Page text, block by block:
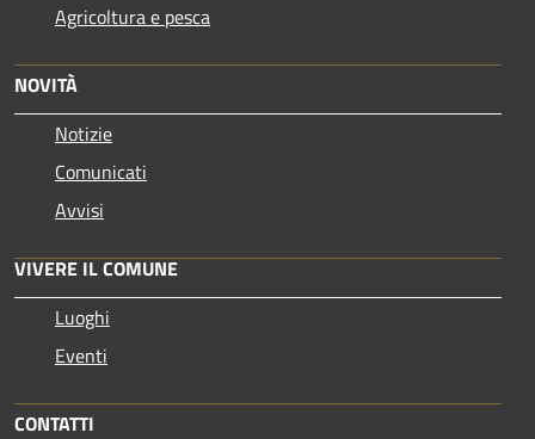
Agricoltura e pesca
NOVITÀ
Notizie
Comunicati
Avvisi
VIVERE IL COMUNE
Luoghi
Eventi
CONTATTI